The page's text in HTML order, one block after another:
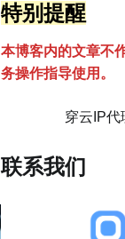
特别提醒
本博客内的文章不
务操作指导使用。
穿云IP代
联系我们